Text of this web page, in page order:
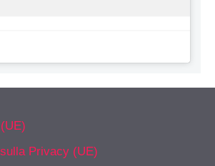
Privacy (UE)